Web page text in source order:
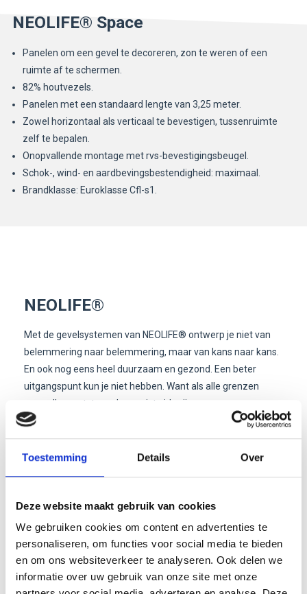
Toestemming Details Over
Deze website maakt gebruik van cookies
We gebruiken cookies om content en advertenties te
personaliseren, om functies voor social media te bieden
en om ons websiteverkeer te analyseren. Ook delen we
informatie over uw gebruik van onze site met onze
NEOLIFE® Space
Panelen om een gevel te decoreren, zon te weren of een
ruimte af te schermen.
82% houtvezels.
Panelen met een standaard lengte van 3,25 meter.
Zowel horizontaal als verticaal te bevestigen, tussenruimte
zelf te bepalen.
Onopvallende montage met rvs-bevestigingsbeugel.
Schok-, wind- en aardbevingsbestendigheid: maximaal.
Brandklasse: Euroklasse Cfl-s1.
NEOLIFE®
Met de gevelsystemen van NEOLIFE® ontwerp je niet van
belemmering naar belemmering, maar van kans naar kans.
En ook nog eens heel duurzaam en gezond. Een beter
uitgangspunt kun je niet hebben. Want als alle grenzen
wegvallen, ontstaan de mooiste ideeën.
Met NEOLIFE® investeer je in een gezonde toekomst. De
houtcomposiet die nauwelijks kunststof bevat. De panelen
en blijven door de toevoeging van minerale pigmenten hun
circulair: na verloop van tijd kun je de panelen volledig
hergebruiken of recyclen.
De gevelsystemen van NEOLIFE® maken het mogelijk om